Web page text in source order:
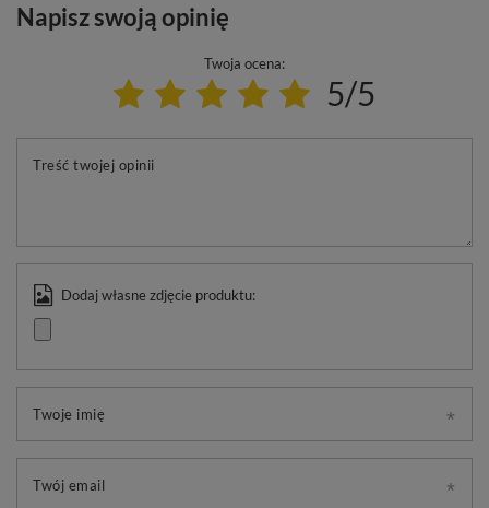
Napisz swoją opinię
Twoja ocena:
5/5
Treść twojej opinii
Dodaj własne zdjęcie produktu:
Twoje imię
Twój email